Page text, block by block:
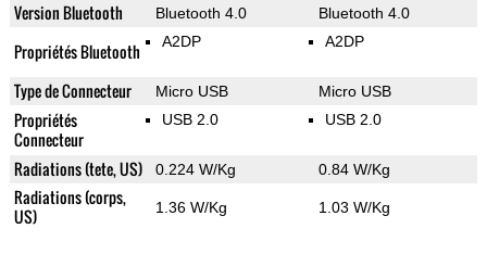
Version Bluetooth Bluetooth 4.0 Bluetooth 4.0
Propriétés Bluetooth A2DP A2DP
Type de Connecteur Micro USB Micro USB
Propriétés
Connecteur
USB 2.0 USB 2.0
Radiations (tete, US) 0.224 W/Kg 0.84 W/Kg
Radiations (corps,
US)
1.36 W/Kg 1.03 W/Kg